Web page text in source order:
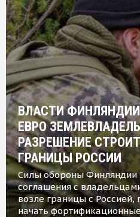
ВЛАСТИ
ЕВРО
РАЗРЕШЕНИЕ
ГРАНИЦЫ РОССИИ
Силы обороны Финляндии
соглашения с
возле границы с
начать